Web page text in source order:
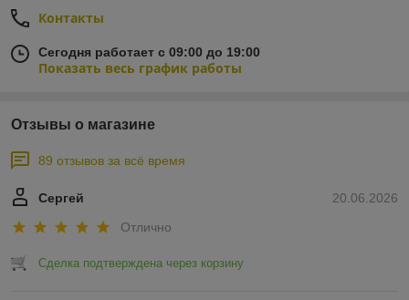
Контакты
Сегодня работает с 09:00 до 19:00
Показать весь график работы
Отзывы о магазине
89 отзывов за всё время
20.06.2026
Сергей
Отлично
Сделка подтверждена через корзину